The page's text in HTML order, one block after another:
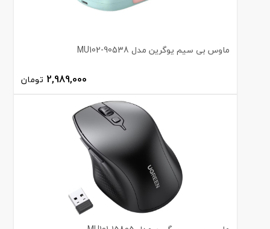
ماوس بی سیم یوگرین مدل MU102-90538
2,989,000 تومان